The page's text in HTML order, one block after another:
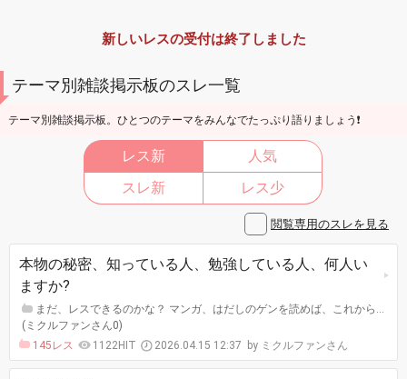
新しいレスの受付は終了しました
テーマ別雑談掲示板のスレ一覧
テーマ別雑談掲示板。ひとつのテーマをみんなでたっぷり語りましょう❗
レス新
人気
スレ新
レス少
閲覧専用のスレを見る
本物の秘密、知っている人、勉強している人、何人い
ますか?
まだ、レスできるのかな？ マンガ、はだしのゲンを読めば、これから…
(ミクルファンさん0)
145レス
1122HIT 2026.04.15 12:37 ミクルファンさん